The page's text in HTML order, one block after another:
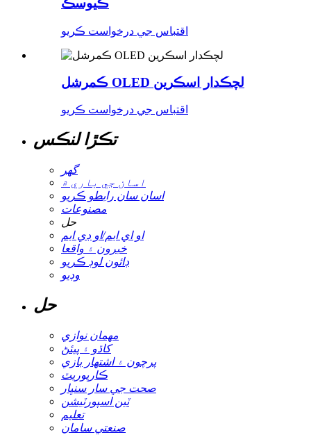
ڪيوسڪ
اقتباس جي درخواست ڪريو
ڪمرشل OLED لچڪدار اسڪرين
اقتباس جي درخواست ڪريو
تڪڙا لنڪس
گھر
اسان جي باري ۾
اسان سان رابطو ڪريو
مصنوعات
حل
او اي ايم/او ڊي ايم
خبرون ۽ واقعا
ڊائون لوڊ ڪريو
وڊيو
حل
مهمان نوازي
کاڌو ۽ پيئڻ
پرچون ۽ اشتهار بازي
ڪارپوريٽ
صحت جي سار سنڀار
ٽين اسپورٽيشن
تعليم
صنعتي سامان